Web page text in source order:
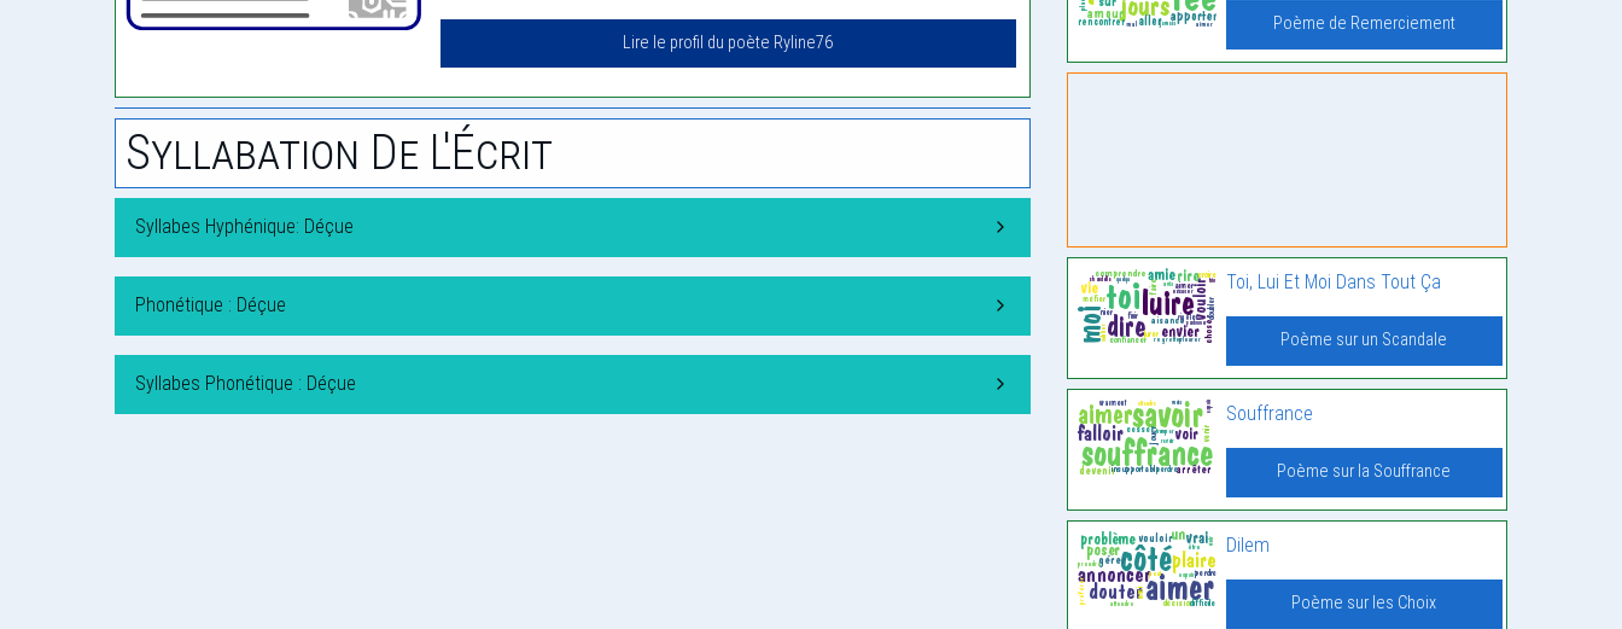
Lire le profil du poète Ryline76
Syllabation De L'Écrit
Syllabes Hyphénique: Déçue
Phonétique : Déçue
Syllabes Phonétique : Déçue
Poème de Remerciement
Toi, Lui Et Moi Dans Tout Ça
Poème sur un Scandale
Souffrance
Poème sur la Souffrance
Dilem
Poème sur les Choix